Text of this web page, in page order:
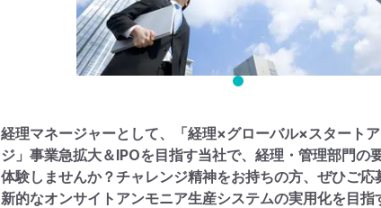
経理マネージャーとして、「経理×グローバル×スタート
ジ」事業急拡大＆IPOを目指す当社で、経理・管理部門の
体験しませんか？チャレンジ精神をお持ちの方、ぜひご
新的なオンサイトアンモニア生産システムの実用化を目